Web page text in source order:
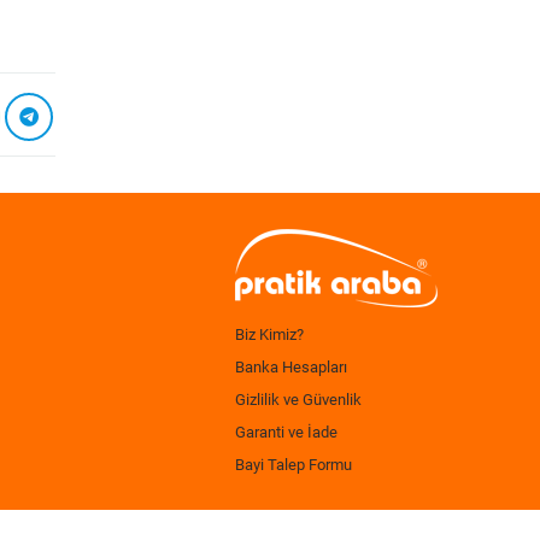
Biz Kimiz?
Banka Hesapları
Gizlilik ve Güvenlik
Garanti ve İade
Bayi Talep Formu